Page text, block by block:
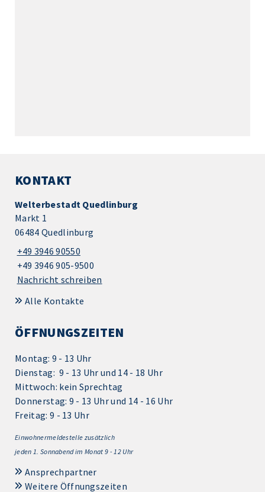
KONTAKT
Welterbestadt Quedlinburg
Markt 1
06484 Quedlinburg
+49 3946 90550
+49 3946 905-9500
Nachricht schreiben
Alle Kontakte
ÖFFNUNGSZEITEN
Montag: 9 - 13 Uhr
Dienstag: 9 - 13 Uhr und 14 - 18 Uhr
Mittwoch: kein Sprechtag
Donnerstag: 9 - 13 Uhr und 14 - 16 Uhr
Freitag: 9 - 13 Uhr
Einwohnermeldestelle zusätzlich
jeden 1. Sonnabend im Monat 9 - 12 Uhr
Ansprechpartner
Weitere Öffnungszeiten